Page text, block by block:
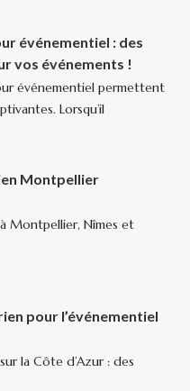
événementiel : des
vos événements !
événementiel permettent
Lorsqu’il
Montpellier
Montpellier, Nîmes et
pour l’événementiel
la Côte d’Azur : des